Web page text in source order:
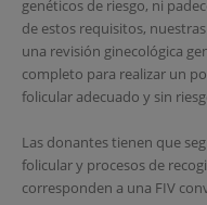
genéticos de riesgo, ni
de estos requisitos,
una revisión ginecológica
completo para realizar un
folicular adecuado y sin
Las donantes tienen que
folicular y procesos de
corresponden a una FIV